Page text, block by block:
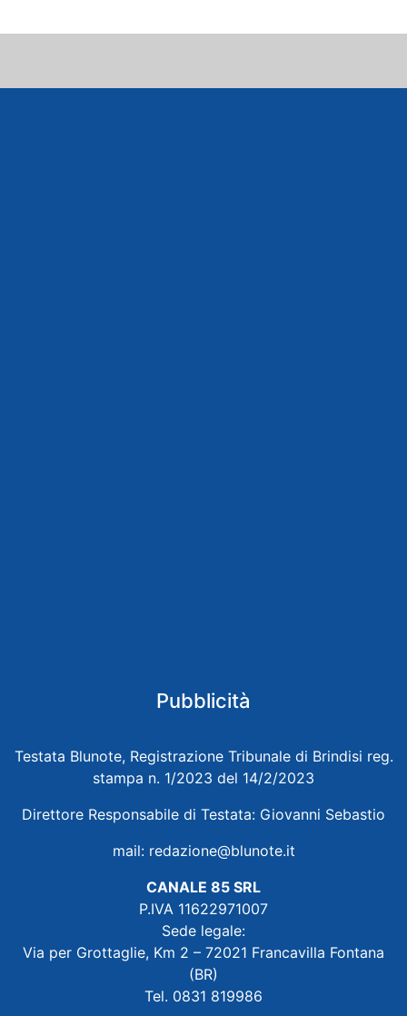
Pubblicità
Testata Blunote, Registrazione Tribunale di Brindisi reg.
stampa n. 1/2023 del 14/2/2023
Direttore Responsabile di Testata: Giovanni Sebastio
mail: redazione@blunote.it
CANALE 85 SRL
P.IVA 11622971007
Sede legale:
Via per Grottaglie, Km 2 – 72021 Francavilla Fontana
(BR)
Tel. 0831 819986